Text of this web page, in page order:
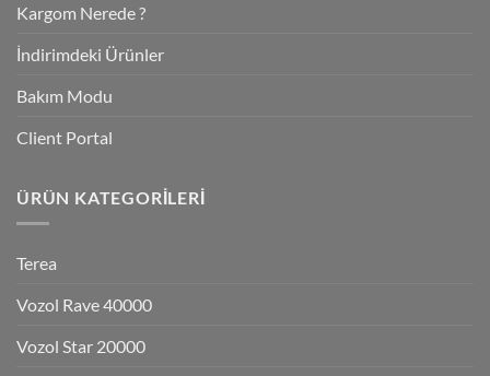
Kargom Nerede ?
İndirimdeki Ürünler
Bakım Modu
Client Portal
ÜRÜN KATEGORILERI
Terea
Vozol Rave 40000
Vozol Star 20000